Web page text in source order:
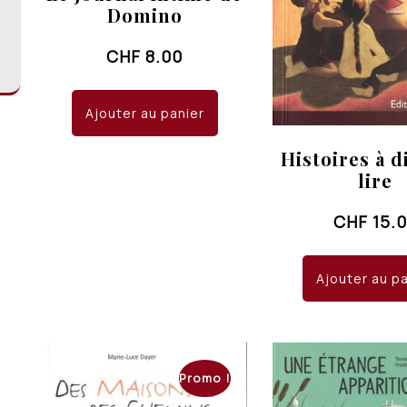
Domino
CHF 8.00
Ajouter au panier
Histoires à
lire
CHF
Ajouter au
Promo !